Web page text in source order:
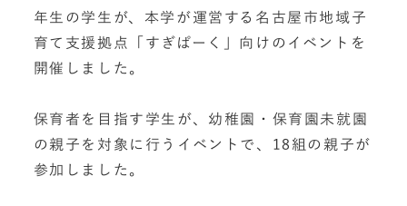
年生の学生が、本学が運営する名古屋市地域子
育て支援拠点「すぎぱーく」向けのイベントを
開催しました。
保育者を目指す学生が、幼稚園・保育園未就園
の親子を対象に行うイベントで、18組の親子が
参加しました。